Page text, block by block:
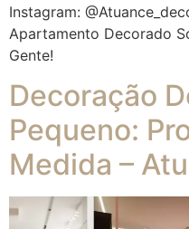
Instagram:
Apartamento Decorado
Gente!
Decoração
Pequeno:
Medida –